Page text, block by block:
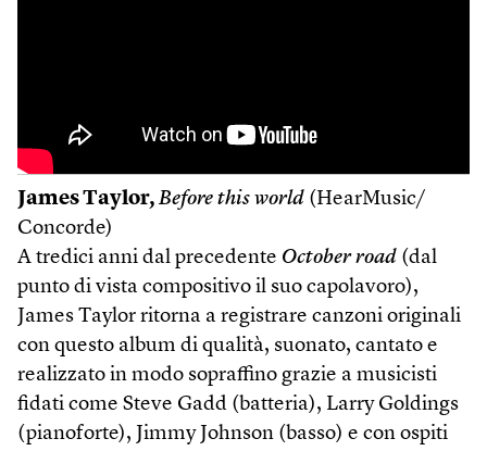
James Taylor, Before this world (HearMusic/
Concorde)
A tredici anni dal precedente October road (dal
punto di vista compositivo il suo capolavoro),
James Taylor ritorna a registrare canzoni originali
con questo album di qualità, suonato, cantato e
realizzato in modo sopraffino grazie a musicisti
fidati come Steve Gadd (batteria), Larry Goldings
(pianoforte), Jimmy Johnson (basso) e con ospiti